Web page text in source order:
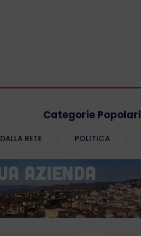
Categorie Popolari
DALLA RETE POLITICA